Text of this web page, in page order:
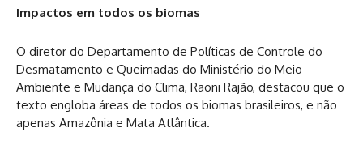
Impactos em todos os biomas
O diretor do Departamento de Políticas de Controle do
Desmatamento e Queimadas do Ministério do Meio
Ambiente e Mudança do Clima, Raoni Rajão, destacou que o
texto engloba áreas de todos os biomas brasileiros, e não
apenas Amazônia e Mata Atlântica.